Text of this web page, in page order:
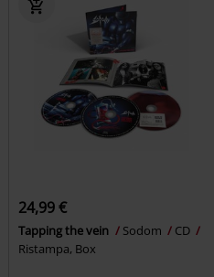
24,99 €
Tapping the vein Sodom
CD
Ristampa, Box